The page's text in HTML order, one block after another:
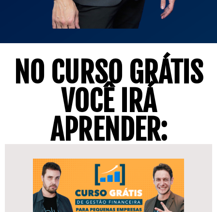
NO CURSO GRÁTIS
VOCÊ IRÁ
APRENDER: